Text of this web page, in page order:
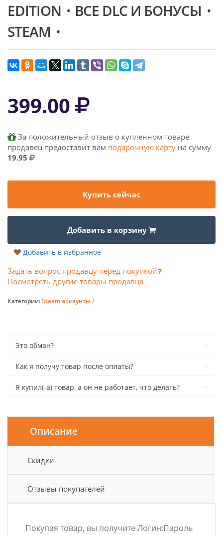
EDITION・ВСЕ DLC И БОНУСЫ・
STEAM・
399.00
За положительный отзыв о купленном товаре
продавец предоставит вам подарочную карту на сумму
19.95
Купить сейчас
Добавить в корзину
Добавить в избранное
Задать вопрос продавцу перед покупкой
Посмотреть другие товары продавца
Категории:Steam аккаунты /
Это обман?
Как я получу товар после оплаты?
Я купил(-а) товар, а он не работает, что делать?
Описание
Скидки
Отзывы покупателей
Покупая товар, вы получите Логин:Пароль